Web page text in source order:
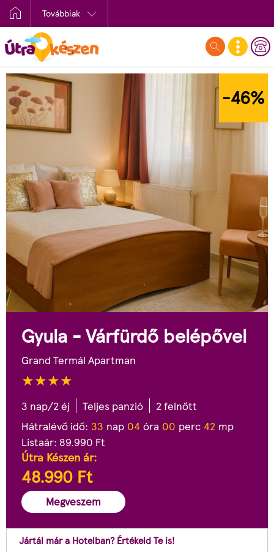
Továbbiak
-46%
Gyula - Várfürdő belépővel
Grand Termál Apartman
3 nap/2 éj Teljes panzió
2 felnőtt
Hátralévő idő: 33 nap 04 óra 00 perc 41 mp
Listaár: 89.990 Ft
Útra Készen ár:
48.990 Ft
Megveszem
Jártál már a Hotelban? Értékeld Te is!